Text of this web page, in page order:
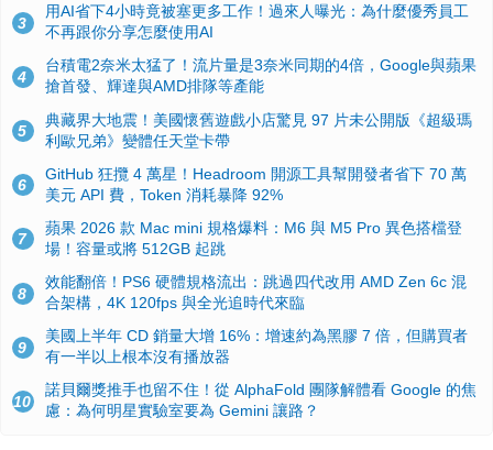
3
用AI省下4小時竟被塞更多工作！過來人曝光：為什麼優秀員工
不再跟你分享怎麼使用AI
4
台積電2奈米太猛了！流片量是3奈米同期的4倍，Google與蘋果
搶首發、輝達與AMD排隊等產能
5
典藏界大地震！美國懷舊遊戲小店驚見 97 片未公開版《超級瑪
利歐兄弟》變體任天堂卡帶
6
GitHub 狂攬 4 萬星！Headroom 開源工具幫開發者省下 70 萬
美元 API 費，Token 消耗暴降 92%
7
蘋果 2026 款 Mac mini 規格爆料：M6 與 M5 Pro 異色搭檔登
場！容量或將 512GB 起跳
8
效能翻倍！PS6 硬體規格流出：跳過四代改用 AMD Zen 6c 混
合架構，4K 120fps 與全光追時代來臨
9
美國上半年 CD 銷量大增 16%：增速約為黑膠 7 倍，但購買者
有一半以上根本沒有播放器
10
諾貝爾獎推手也留不住！從 AlphaFold 團隊解體看 Google 的焦
慮：為何明星實驗室要為 Gemini 讓路？